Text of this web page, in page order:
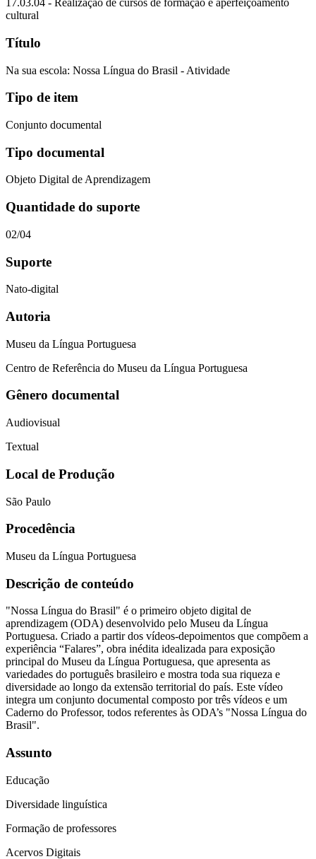
17.03.04 - Realização de cursos de formação e aperfeiçoamento
cultural
Título
Na sua escola: Nossa Língua do Brasil - Atividade
Tipo de item
Conjunto documental
Tipo documental
Objeto Digital de Aprendizagem
Quantidade do suporte
02/04
Suporte
Nato-digital
Autoria
Museu da Língua Portuguesa
Centro de Referência do Museu da Língua Portuguesa
Gênero documental
Audiovisual
Textual
Local de Produção
São Paulo
Procedência
Museu da Língua Portuguesa
Descrição de conteúdo
"Nossa Língua do Brasil" é o primeiro objeto digital de
aprendizagem (ODA) desenvolvido pelo Museu da Língua
Portuguesa. Criado a partir dos vídeos-depoimentos que compõem a
experiência “Falares”, obra inédita idealizada para exposição
principal do Museu da Língua Portuguesa, que apresenta as
variedades do português brasileiro e mostra toda sua riqueza e
diversidade ao longo da extensão territorial do país. Este vídeo
integra um conjunto documental composto por três vídeos e um
Caderno do Professor, todos referentes às ODA’s "Nossa Língua do
Brasil".
Assunto
Educação
Diversidade linguística
Formação de professores
Acervos Digitais